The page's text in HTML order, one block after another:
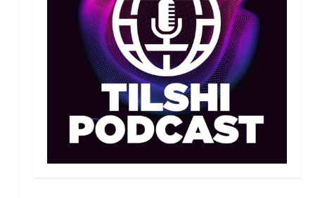
2
Иран құрамасының бас
бапкері отандық
таеквондо мамандарына
жол көрсетуде
06/08/2026
3
Басты жаңалық Бокс
Үш жыл күткен жекпе-жек:
Мейірім Нұрсұлтановтың
қарсыласы анықталды